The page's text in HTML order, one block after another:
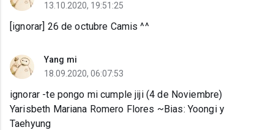
13.10.2020, 19:51:25
[ignorar] 26 de octubre Camis ^^
Yang mi
18.09.2020, 06:07:53
ignorar -te pongo mi cumple jiji (4 de Noviembre)
Yarisbeth Mariana Romero Flores ~Bias: Yoongi y
Taehyung